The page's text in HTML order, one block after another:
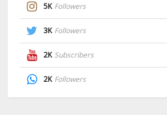
5K Followers
3K Followers
2K Subscribers
2K Followers